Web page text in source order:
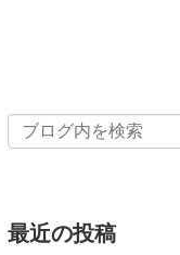
最近の投稿